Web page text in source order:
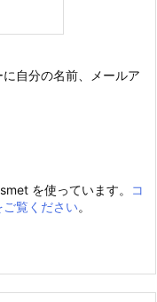
自分の名前、メールア
を使っています。
コ
ご覧ください。